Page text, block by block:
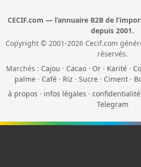
CECIF.com — l’annuaire B2B de
depuis 2001.
Copyright © 2001-2026 Cecif.com
réservés.
Marchés : Cajou · Cacao · Or · Karité ·
palme· Café· Riz · Sucre· Ciment·
à propos · infos légales · confidentialité
Telegram